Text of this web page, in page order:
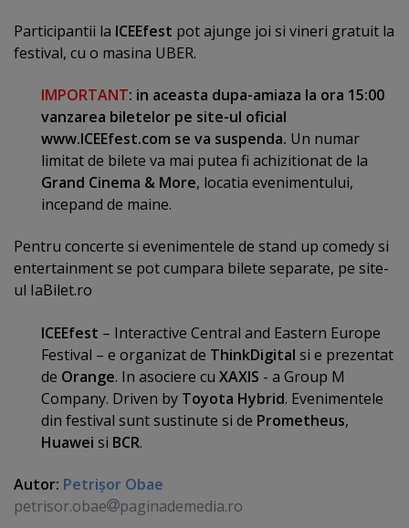
Participantii la ICEEfest pot ajunge joi si vineri gratuit la
festival, cu o masina UBER.
IMPORTANT: in aceasta dupa-amiaza la ora 15:00
vanzarea biletelor pe site-ul oficial
www.ICEEfest.com se va suspenda. Un numar
limitat de bilete va mai putea fi achizitionat de la
Grand Cinema & More, locatia evenimentului,
incepand de maine.
Pentru concerte si evenimentele de stand up comedy si
entertainment se pot cumpara bilete separate, pe site-
ul IaBilet.ro
ICEEfest – Interactive Central and Eastern Europe
Festival – e organizat de ThinkDigital si e prezentat
de Orange. In asociere cu XAXIS - a Group M
Company. Driven by Toyota Hybrid. Evenimentele
din festival sunt sustinute si de Prometheus,
Huawei si BCR.
Autor: Petrişor Obae
petrisor.obae
paginademedia.ro